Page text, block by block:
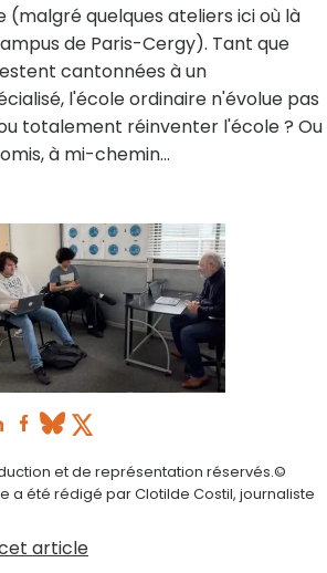
(malgré quelques ateliers ici où là
de Paris-Cergy). Tant que
cantonnées à un
l'école ordinaire n'évolue pas
totalement réinventer l'école ? Ou
à mi-chemin...
et de représentation réservés.©
a été rédigé par Clotilde Costil, journaliste
article